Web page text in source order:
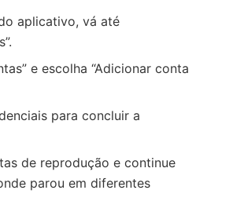
aplicativo, vá até
e escolha “Adicionar conta
para concluir a
de reprodução e continue
parou em diferentes